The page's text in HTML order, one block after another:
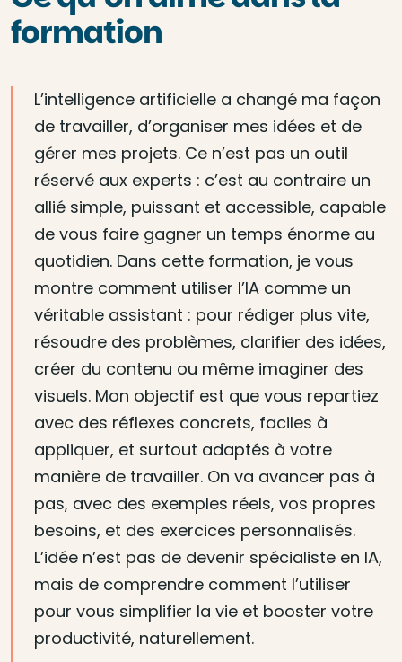
formation
L’intelligence artificielle a changé ma façon
de travailler, d’organiser mes idées et de
gérer mes projets. Ce n’est pas un outil
réservé aux experts : c’est au contraire un
allié simple, puissant et accessible, capable
de vous faire gagner un temps énorme au
quotidien. Dans cette formation, je vous
montre comment utiliser l’IA comme un
véritable assistant : pour rédiger plus vite,
résoudre des problèmes, clarifier des idées,
créer du contenu ou même imaginer des
visuels. Mon objectif est que vous repartiez
avec des réflexes concrets, faciles à
appliquer, et surtout adaptés à votre
manière de travailler. On va avancer pas à
pas, avec des exemples réels, vos propres
besoins, et des exercices personnalisés.
L’idée n’est pas de devenir spécialiste en IA,
mais de comprendre comment l’utiliser
pour vous simplifier la vie et booster votre
productivité, naturellement.